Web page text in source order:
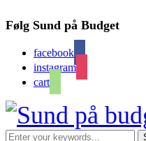
Følg Sund på Budget
facebook
instagram
cart